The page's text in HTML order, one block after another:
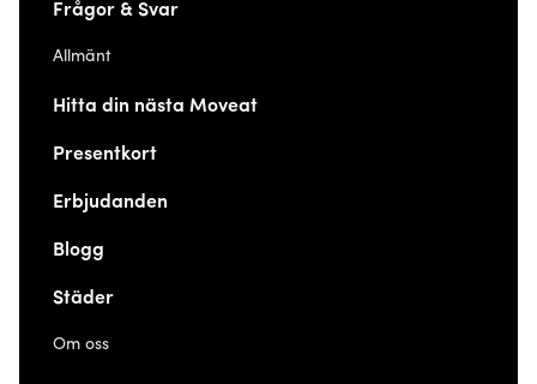
Frågor & Svar
Allmänt
Hitta din nästa Moveat
Presentkort
Erbjudanden
Blogg
Städer
Om oss